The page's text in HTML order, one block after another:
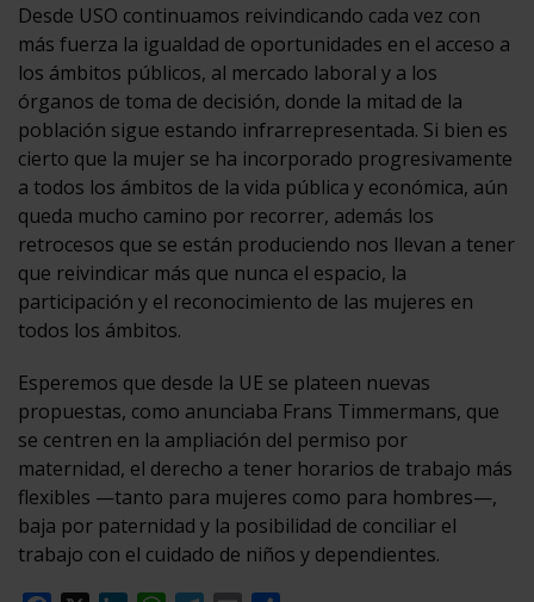
Desde USO continuamos reivindicando cada vez con
más fuerza la igualdad de oportunidades en el acceso a
los ámbitos públicos, al mercado laboral y a los
órganos de toma de decisión, donde la mitad de la
población sigue estando infrarrepresentada. Si bien es
cierto que la mujer se ha incorporado progresivamente
a todos los ámbitos de la vida pública y económica, aún
queda mucho camino por recorrer, además los
retrocesos que se están produciendo nos llevan a tener
que reivindicar más que nunca el espacio, la
participación y el reconocimiento de las mujeres en
todos los ámbitos.
Esperemos que desde la UE se plateen nuevas
propuestas, como anunciaba Frans Timmermans, que
se centren en la ampliación del permiso por
maternidad, el derecho a tener horarios de trabajo más
flexibles —tanto para mujeres como para hombres—,
baja por paternidad y la posibilidad de conciliar el
trabajo con el cuidado de niños y dependientes.